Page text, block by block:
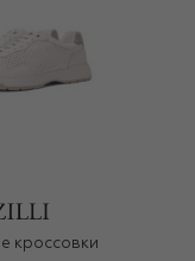
кроссовки